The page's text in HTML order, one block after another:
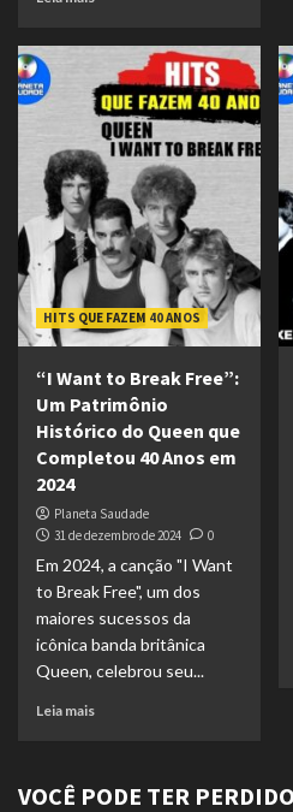
HITS QUE FAZEM 40 ANOS
“I Want to Break Free”:
Um Patrimônio
Histórico do Queen que
Completou 40 Anos em
2024
Planeta Saudade
31 de dezembro de 2024
0
Em 2024, a canção "I Want
to Break Free", um dos
maiores sucessos da
icônica banda britânica
Queen, celebrou seu...
Leia mais
VOCÊ PODE TER